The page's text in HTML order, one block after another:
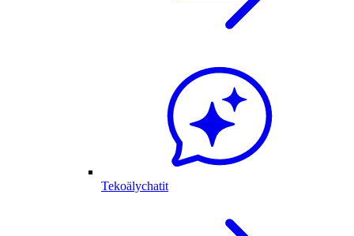
Tekoälychatit